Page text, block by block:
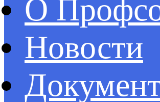
О
Новости